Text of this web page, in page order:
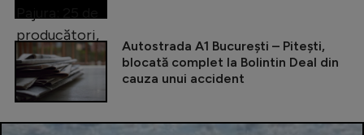
Autostrada A1 București – Pitești,
blocată complet la Bolintin Deal din
cauza unui accident